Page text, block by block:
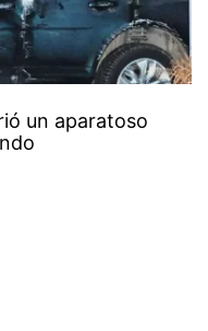
un aparatoso